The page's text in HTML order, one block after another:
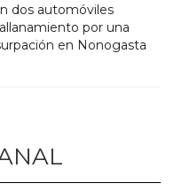
dos automóviles
por una
en Nonogasta